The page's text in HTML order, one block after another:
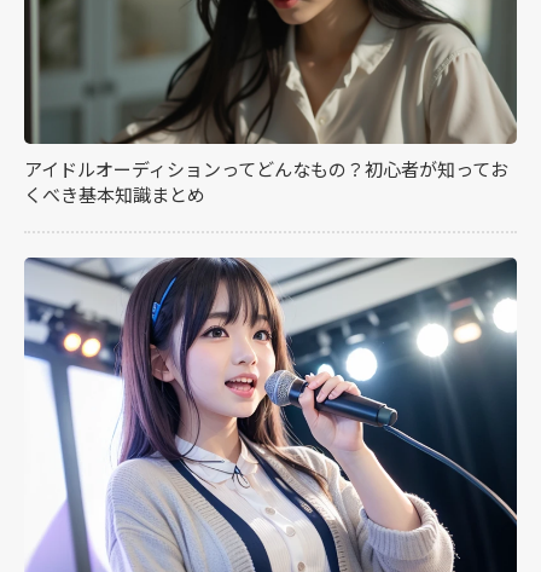
アイドルオーディションってどんなもの？初心者が知ってお
くべき基本知識まとめ